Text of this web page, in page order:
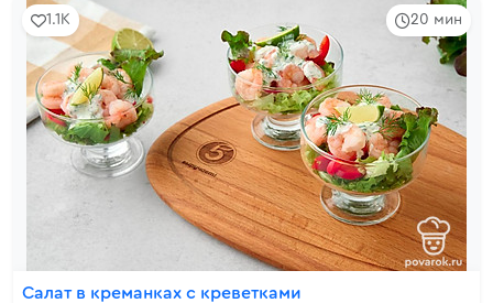
20 мин
1.1K
Салат в креманках с креветками